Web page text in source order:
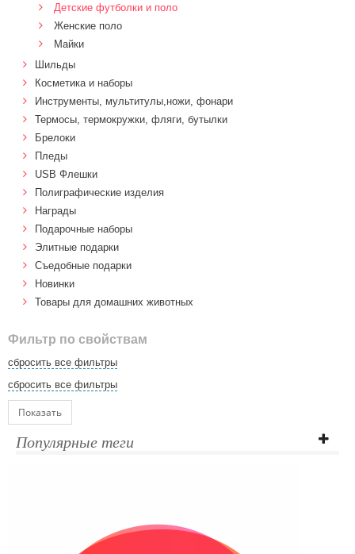
Детские футболки и поло
Женские поло
Майки
Шильды
Косметика и наборы
Инструменты, мультитулы,ножи, фонари
Термосы, термокружки, фляги, бутылки
Брелоки
Пледы
USB Флешки
Полиграфические изделия
Награды
Подарочные наборы
Элитные подарки
Cъедобные подарки
Новинки
Товары для домашних животных
Фильтр по свойствам
сбросить все фильтры
сбросить все фильтры
Показать
Популярные теги